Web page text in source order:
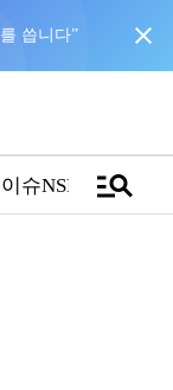
바로가기 close
이슈NSPTVmanage_search